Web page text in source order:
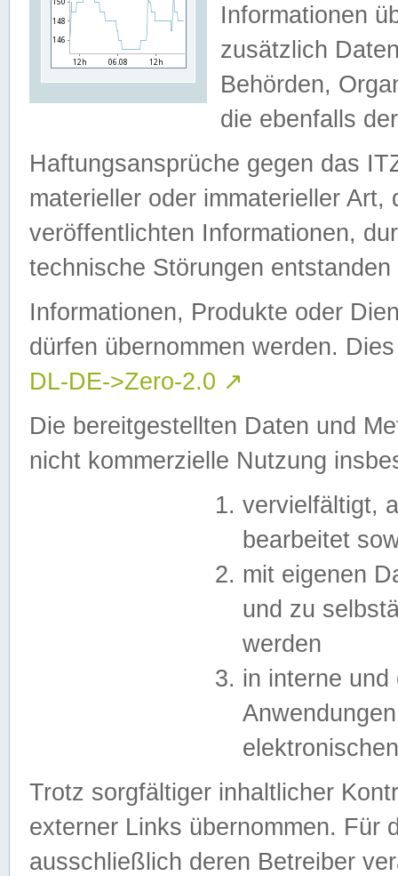
Informationen
zusätzlich
Behörden,
die ebenfalls
Haftungsansprüche gegen das
materieller oder immaterieller
veröffentlichten Informationen,
technische Störungen
Informationen, Produkte oder
dürfen übernommen werden.
DL-DE->Zero-2.0 ↗
Die bereitgestellten Daten und
nicht kommerzielle Nutzung
vervielfältigt,
bearbeitet
mit eigenen
und zu
werden
in interne
Trotz sorgfältiger inhaltlicher
externer Links übernommen. Für
ausschließlich deren Betreiber